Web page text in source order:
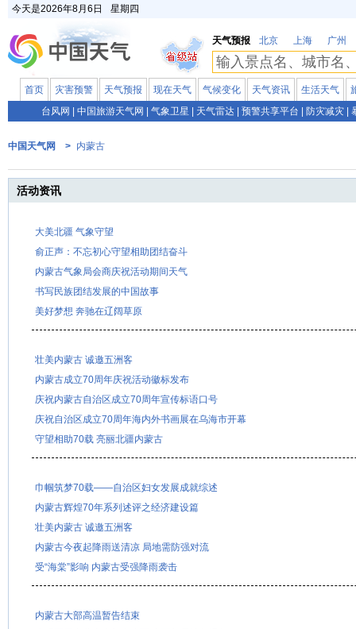
今天是2026年8月6日 星期四
天气预报 北京 上海 广州
首页 灾害预警 天气预报 现在天气 气候变化 天气资讯 生活天气
台风网
中国旅游天气网 气象卫星 天气雷达 预警共享平台 防灾减灾
中国天气网 > 内蒙古
活动资讯
大美北疆 气象守望
俞正声：不忘初心守望相助团结奋斗
内蒙古气象局会商庆祝活动期间天气
书写民族团结发展的中国故事
美好梦想 奔驰在辽阔草原
壮美内蒙古 诚邀五洲客
内蒙古成立70周年庆祝活动徽标发布
庆祝内蒙古自治区成立70周年宣传标语口号
庆祝自治区成立70周年海内外书画展在乌海市开幕
守望相助70载 亮丽北疆内蒙古
巾帼筑梦70载——自治区妇女发展成就综述
内蒙古辉煌70年系列述评之经济建设篇
壮美内蒙古 诚邀五洲客
内蒙古今夜起降雨送清凉 局地需防强对流
受“海棠”影响 内蒙古受强降雨袭击
内蒙古大部高温暂告结束